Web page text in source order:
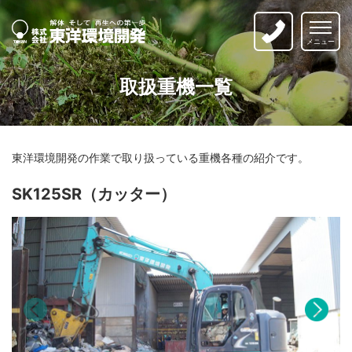
解体そして再生への第一歩
｜株式会社 東洋環境開発
取扱重機一覧
東洋環境開発の作業で取り扱っている重機各種の紹介です。
SK125SR（カッター）